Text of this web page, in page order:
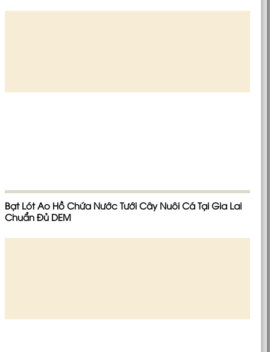
Bạt Lót Ao Hồ Chứa Nước Tưới Cây Nuôi Cá Tại Gia Lai
Chuẩn Đủ DEM